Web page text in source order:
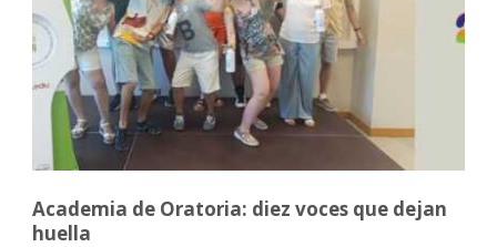
Academia de Oratoria: diez voces que dejan
huella